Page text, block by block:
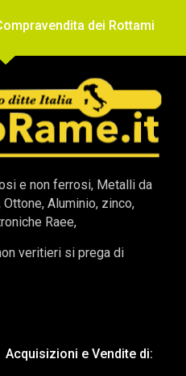
dei Rottami
e non ferrosi, Metalli da
Ottone, Aluminio, zinco,
Raee,
veritieri si prega di
Acquisizioni e Vendite di: